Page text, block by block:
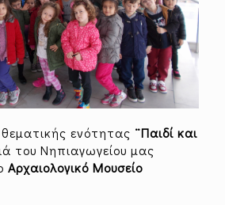
ενότητας ¨Παιδί και
του Νηπιαγωγείου μας
Αρχαιολογικό Μουσείο